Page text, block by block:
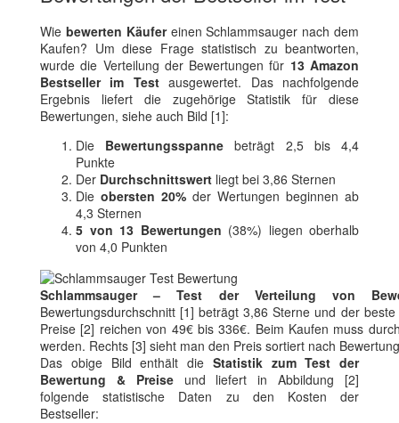
Wie bewerten Käufereinen Schlammsauger nach dem
Kaufen? Um diese Frage statistisch zu beantworten,
wurde die Verteilung der Bewertungen für 13 Amazon
Bestseller im Testausgewertet. Das nachfolgende
Ergebnis liefert die zugehörige Statistik für diese
Bewertungen, siehe auch Bild [1]:
Die Bewertungsspanne beträgt 2,5 bis 4,4
Punkte
Der Durchschnittswert liegt bei 3,86 Sternen
Die obersten 20% der Wertungen beginnen ab
4,3 Sternen
5 von 13 Bewertungen (38%) liegen oberhalb
von 4,0 Punkten
Schlammsauger – Test der Verteilung von
Bewertungsdurchschnitt [1] beträgt 3,86 Sterne und der
Preise [2] reichen von 49€ bis 336€. Beim Kaufen muss
werden. Rechts [3] sieht man den Preis sortiert nach
Das obige Bild enthält die Statistik zum Test der
Bewertung & Preiseund liefert in Abbildung [2]
folgende statistische Daten zu den Kosten der
Bestseller: